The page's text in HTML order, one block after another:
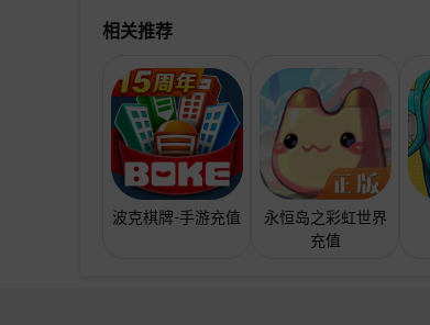
相关推荐
波克棋牌-手游充值
永恒岛之彩虹世界
充值